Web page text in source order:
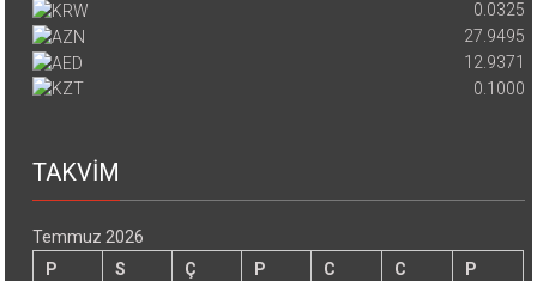
0.0325
27.9495
12.9371
0.1000
TAKVİM
Temmuz 2026
P
S Ç P C C
P